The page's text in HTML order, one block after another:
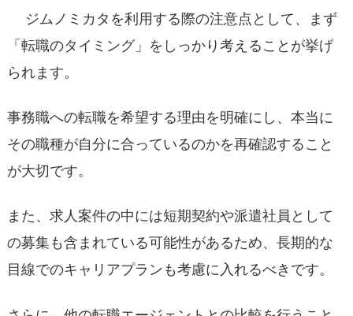
ジムノミカタを利用する際の注意点として、まず
「転職のタイミング」をしっかり考えることが挙げ
られます。
事務職への転職を希望する理由を明確にし、本当に
その職種が自分に合っているのかを再確認すること
が大切です。
また、求人案件の中には短期契約や派遣社員として
の募集も含まれている可能性があるため、長期的な
目線でのキャリアプランも考慮に入れるべきです。